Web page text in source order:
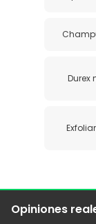
Durex
Opiniones